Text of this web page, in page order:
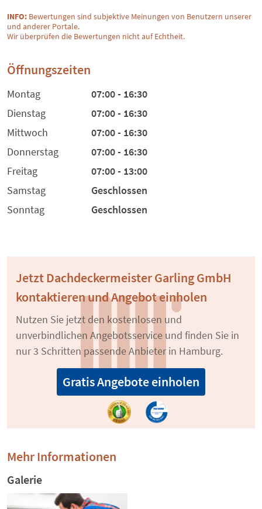
INFO: Bewertungen sind subjektive Meinungen von Benutzern unserer
und anderer Portale.
Wir überprüfen die Bewertungen nicht auf Echtheit.
Öffnungszeiten
Montag
07:00 - 16:30
Dienstag
07:00 - 16:30
Mittwoch
07:00 - 16:30
Donnerstag
07:00 - 16:30
Freitag
07:00 - 13:00
Samstag
Geschlossen
Sonntag
Geschlossen
Jetzt Dachdeckermeister Garling GmbH
kontaktieren und Angebot einholen
Nutzen Sie jetzt den kostenlosen und
unverbindlichen Angebotsservice und finden Sie in
nur 3 Schritten passende Anbieter in Hamburg.
Gratis Angebote einholen
Mehr Informationen
Galerie